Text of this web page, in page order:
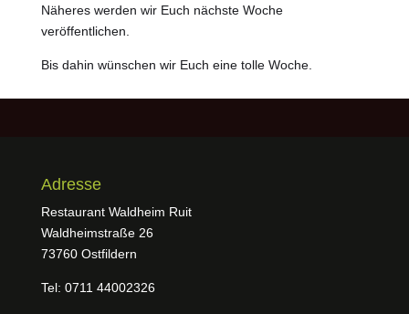
Näheres werden wir Euch nächste Woche
veröffentlichen.
Bis dahin wünschen wir Euch eine tolle Woche.
Adresse
Restaurant Waldheim Ruit
Waldheimstraße 26
73760 Ostfildern
Tel: 0711 44002326